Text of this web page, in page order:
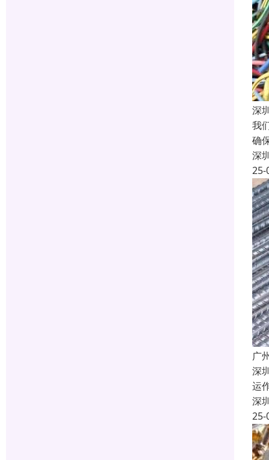
深
我
确
深
25-
广
深
运
深
25-